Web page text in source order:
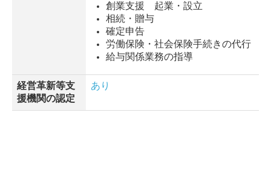
創業支援 起業・設立
相続・贈与
確定申告
労働保険・社会保険手続きの代行
給与関係業務の指導
経営革新等支
援機関の認定
あり